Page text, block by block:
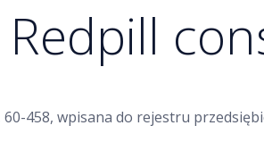
458, wpisana do rejestru